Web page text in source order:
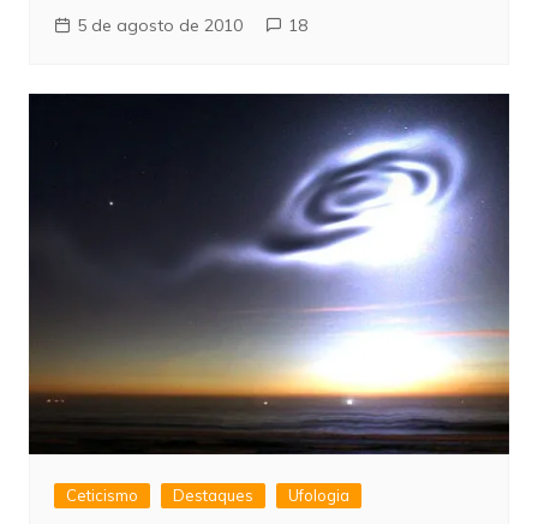
5 de agosto de 2010 18
Ceticismo Destaques Ufologia